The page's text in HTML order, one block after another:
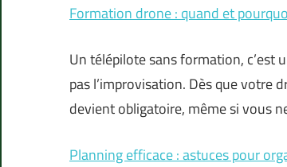
Formation drone : quand et
Un télépilote sans formation, c’est
pas l’improvisation. Dès que votre
devient obligatoire, même si vous
Planning efficace : astuces pour